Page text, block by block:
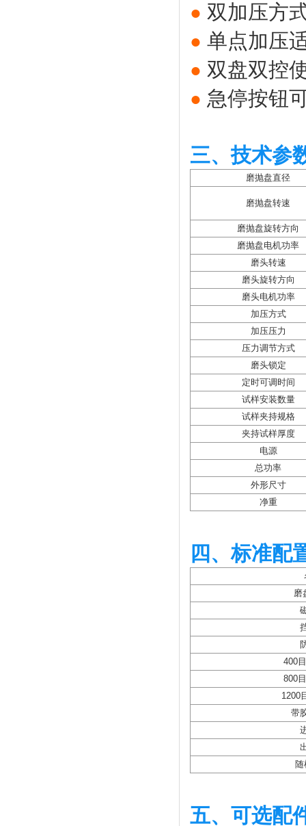
● 双加压方
● 单点加压
● 双盘双控
● 急停按钮
三、技术参
磨抛盘直径
磨抛盘转速
磨抛盘旋转方向
磨抛盘电机功率
磨头转速
磨头旋转方向
磨头电机功率
加压方式
加压压力
压力调节方式
磨头锁定
定时可调时间
试样安装数量
试样夹持规格
夹持试样厚度
电源
总功率
外形尺寸
净重
四、标准配
磨
400
800
1200
带
五、可选配